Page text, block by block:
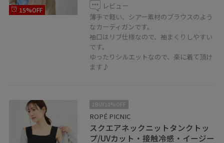
15%OFF
レビュー
薄手で軽い、シアー素材のブラウスのよう
なカーディガンです。
袖口はリブ仕様なので、袖まくりしやすい
です。
ゆったりシルエットなので、楽に着て頂け
ます♪
2BUY10%OFF
ROPÉ PICNIC
スクエアネックニットタンクトッ
プ/UVカット・接触冷感・イージー